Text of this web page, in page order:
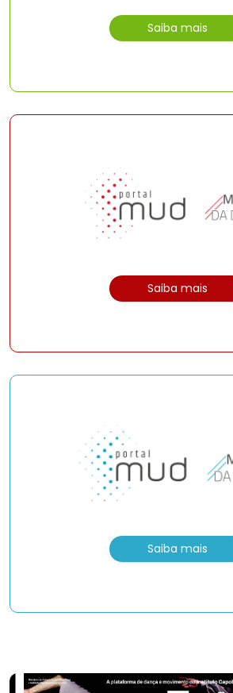
Saiba mais
Saiba mais
Saiba mais